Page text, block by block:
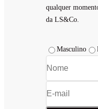
qualquer
da LS&Co.
Masculino